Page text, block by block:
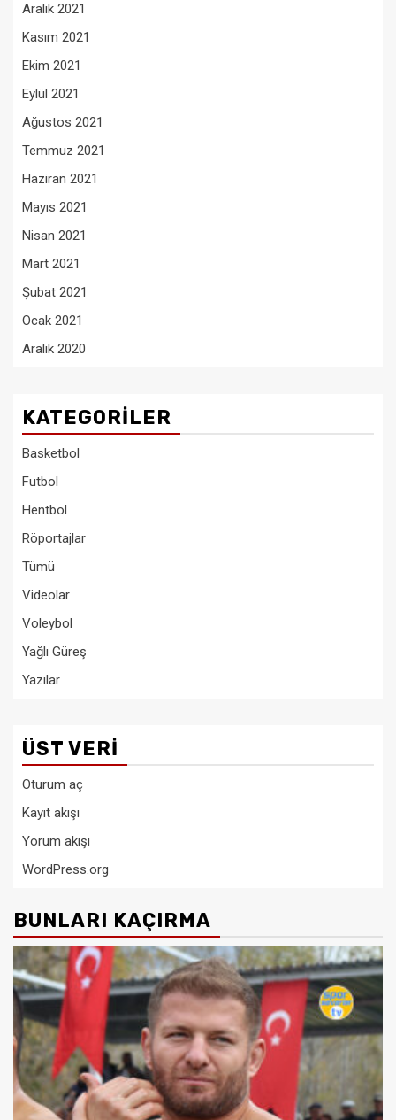
Aralık 2021
Kasım 2021
Ekim 2021
Eylül 2021
Ağustos 2021
Temmuz 2021
Haziran 2021
Mayıs 2021
Nisan 2021
Mart 2021
Şubat 2021
Ocak 2021
Aralık 2020
KATEGORILER
Basketbol
Futbol
Hentbol
Röportajlar
Tümü
Videolar
Voleybol
Yağlı Güreş
Yazılar
ÜST VERI
Oturum aç
Kayıt akışı
Yorum akışı
WordPress.org
BUNLARI KAÇIRMA